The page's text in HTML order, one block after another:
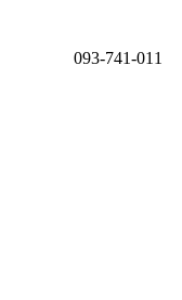
093-741-011